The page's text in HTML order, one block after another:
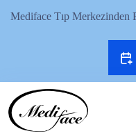
Mediface Tıp Merkezinden